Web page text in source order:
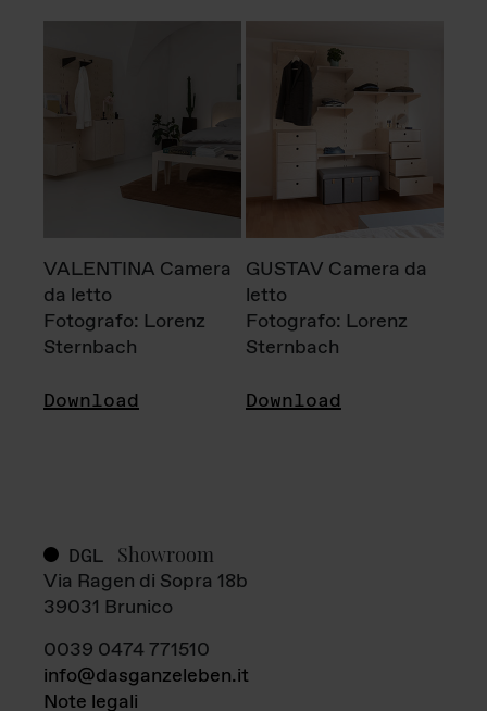
VALENTINA Camera
da letto
Fotografo: Lorenz
Sternbach
Download
GUSTAV Camera da
letto
Fotografo: Lorenz
Sternbach
Download
DGL Showroom
Via Ragen di Sopra 18b
39031 Brunico
0039 0474 771510
info@dasganzeleben.it
Note legali